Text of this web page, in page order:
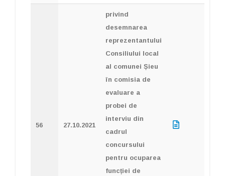
56 27.10.2021
privind
desemnarea
reprezentantului
Consiliului local
al comunei Șieu
în comisia de
evaluare a
probei de
interviu din
cadrul
concursului
pentru ocuparea
funcției de